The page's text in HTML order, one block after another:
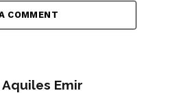
COMMENT
Emir